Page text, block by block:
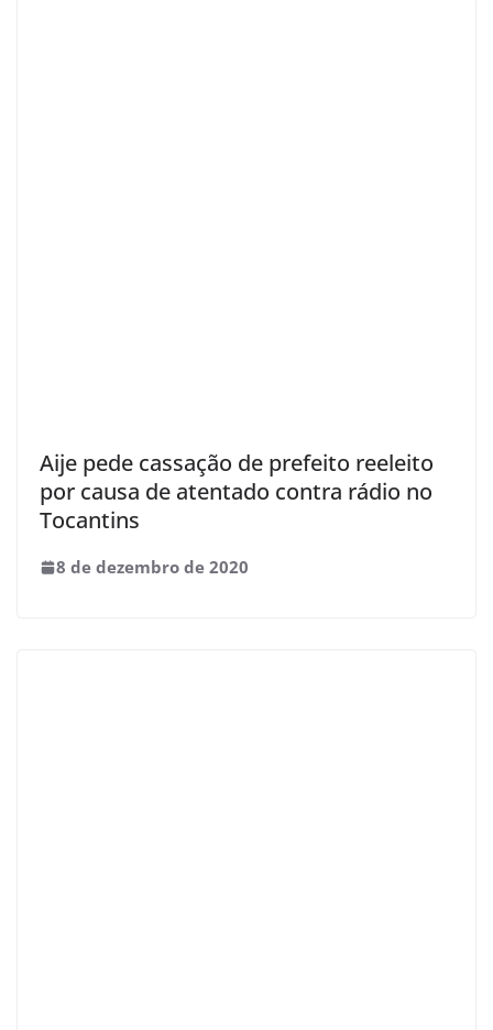
Aije pede cassação de prefeito reeleito
por causa de atentado contra rádio no
Tocantins
8 de dezembro de 2020